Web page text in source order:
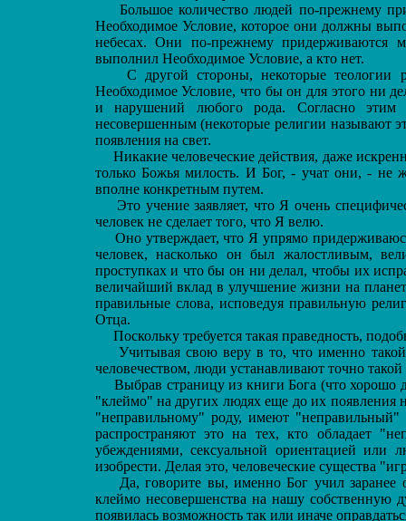
Большое количество людей по-прежнему
Необходимое Условие, которое они должны
небесах. Они по-прежнему придерживаются
выполнил Необходимое Условие, а кто нет.
С другой стороны, некоторые теологии
Необходимое Условие, что бы он для этого ни
и нарушений любого рода. Согласно
несовершенным (некоторые религии называют
появления на свет.
Никакие человеческие действия, даже
только Божья милость. И Бог, - учат они, - не
вполне конкретным путем.
Это учение заявляет, что Я очень
человек не сделает того, что Я велю.
Оно утверждает, что Я упрямо
человек, насколько он был жалостливым,
проступках и что бы он ни делал, чтобы их
величайший вклад в улучшение жизни на
правильные слова, исповедуя правильную
Отца.
Поскольку требуется такая праведность,
Учитывая свою веру в то, что именно
человечеством, люди устанавливают точно
Выбрав страницу из книги Бога (что хорошо
"клеймо" на других людях еще до их появления
"неправильному" роду, имеют
распространяют это на тех, кто обладает
убеждениями, сексуальной ориентацией
изобрести. Делая это, человеческие существа
Да, говорите вы, именно Бог учил заранее
клеймо несовершенства на нашу
появилась возможность так или иначе